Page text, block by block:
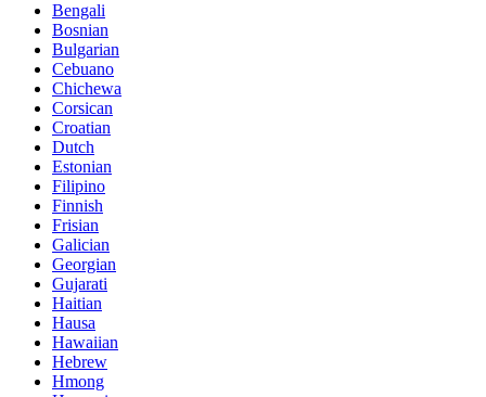
Bengali
Bosnian
Bulgarian
Cebuano
Chichewa
Corsican
Croatian
Dutch
Estonian
Filipino
Finnish
Frisian
Galician
Georgian
Gujarati
Haitian
Hausa
Hawaiian
Hebrew
Hmong